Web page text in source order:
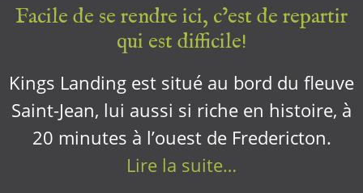
Facile de se rendre ici, c’est de repartir
qui est difficile!
Kings Landing est situé au bord du fleuve
Saint-Jean, lui aussi si riche en histoire, à
20 minutes à l’ouest de Fredericton.
Lire la suite…